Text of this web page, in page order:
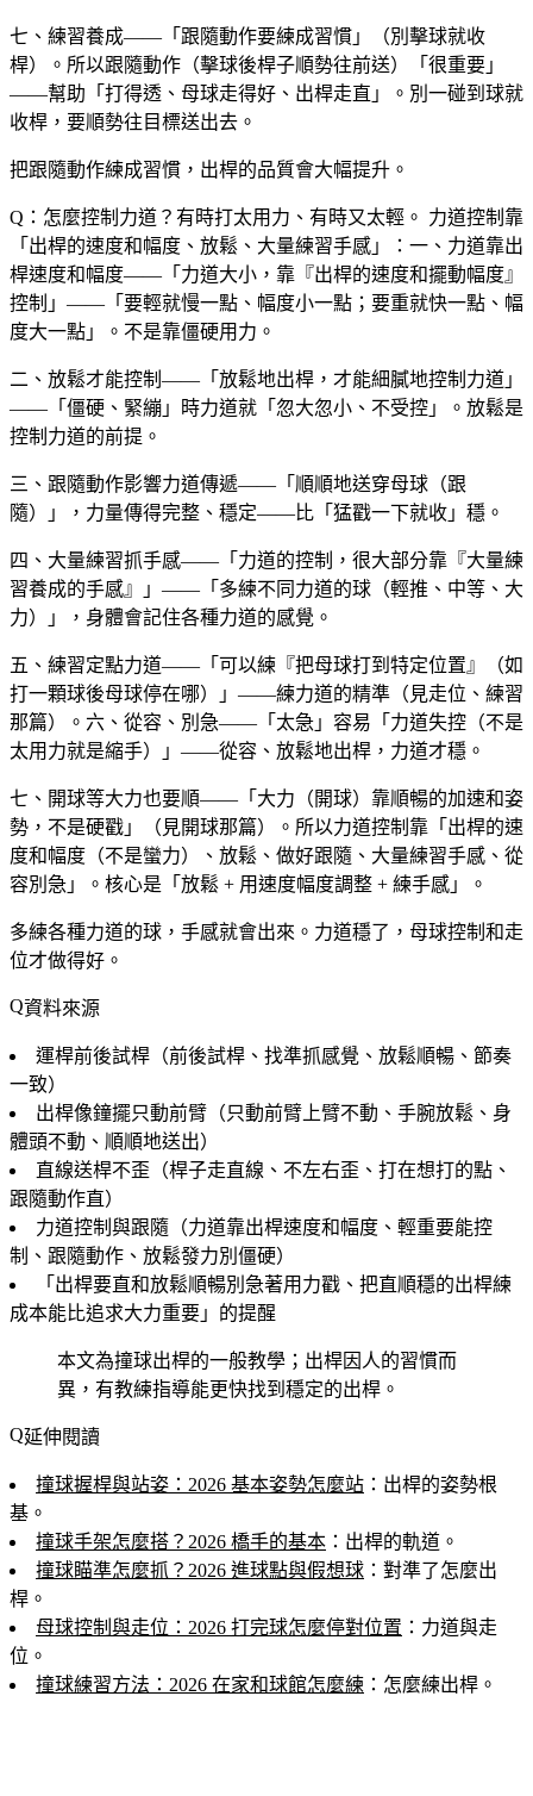
七、練習養成——「跟隨動作要練成習慣」（別擊球就收
桿）。所以跟隨動作（擊球後桿子順勢往前送）「很重要」
——幫助「打得透、母球走得好、出桿走直」。別一碰到球就
收桿，要順勢往目標送出去。
把跟隨動作練成習慣，出桿的品質會大幅提升。
Q：怎麼控制力道？有時打太用力、有時又太輕。 力道控制靠
「出桿的速度和幅度、放鬆、大量練習手感」：一、力道靠出
桿速度和幅度——「力道大小，靠『出桿的速度和擺動幅度』
控制」——「要輕就慢一點、幅度小一點；要重就快一點、幅
度大一點」。不是靠僵硬用力。
二、放鬆才能控制——「放鬆地出桿，才能細膩地控制力道」
——「僵硬、緊繃」時力道就「忽大忽小、不受控」。放鬆是
控制力道的前提。
三、跟隨動作影響力道傳遞——「順順地送穿母球（跟
隨）」，力量傳得完整、穩定——比「猛戳一下就收」穩。
四、大量練習抓手感——「力道的控制，很大部分靠『大量練
習養成的手感』」——「多練不同力道的球（輕推、中等、大
力）」，身體會記住各種力道的感覺。
五、練習定點力道——「可以練『把母球打到特定位置』（如
打一顆球後母球停在哪）」——練力道的精準（見走位、練習
那篇）。六、從容、別急——「太急」容易「力道失控（不是
太用力就是縮手）」——從容、放鬆地出桿，力道才穩。
七、開球等大力也要順——「大力（開球）靠順暢的加速和姿
勢，不是硬戳」（見開球那篇）。所以力道控制靠「出桿的速
度和幅度（不是蠻力）、放鬆、做好跟隨、大量練習手感、從
容別急」。核心是「放鬆 + 用速度幅度調整 + 練手感」。
多練各種力道的球，手感就會出來。力道穩了，母球控制和走
位才做得好。
資料來源
運桿前後試桿（前後試桿、找準抓感覺、放鬆順暢、節奏
一致）
出桿像鐘擺只動前臂（只動前臂上臂不動、手腕放鬆、身
體頭不動、順順地送出）
直線送桿不歪（桿子走直線、不左右歪、打在想打的點、
跟隨動作直）
力道控制與跟隨（力道靠出桿速度和幅度、輕重要能控
制、跟隨動作、放鬆發力別僵硬）
「出桿要直和放鬆順暢別急著用力戳、把直順穩的出桿練
成本能比追求大力重要」的提醒
本文為撞球出桿的一般教學；出桿因人的習慣而
異，有教練指導能更快找到穩定的出桿。
延伸閱讀
撞球握桿與站姿：2026 基本姿勢怎麼站 ：出桿的姿勢根
基。
撞球手架怎麼搭？2026 橋手的基本 ：出桿的軌道。
撞球瞄準怎麼抓？2026 進球點與假想球 ：對準了怎麼出
桿。
母球控制與走位：2026 打完球怎麼停對位置 ：力道與走
位。
撞球練習方法：2026 在家和球館怎麼練 ：怎麼練出桿。